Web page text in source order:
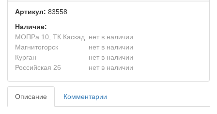
Артикул: 83558
Наличие:
МОПРа 10, ТК Каскад
нет в наличии
Магнитогорск
нет в наличии
Курган
нет в наличии
Российская 26
нет в наличии
Описание Комментарии